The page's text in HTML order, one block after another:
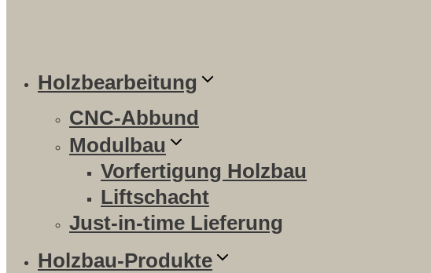
Holzbearbeitung
CNC-Abbund
Modulbau
Vorfertigung Holzbau
Liftschacht
Just-in-time Lieferung
Holzbau-Produkte